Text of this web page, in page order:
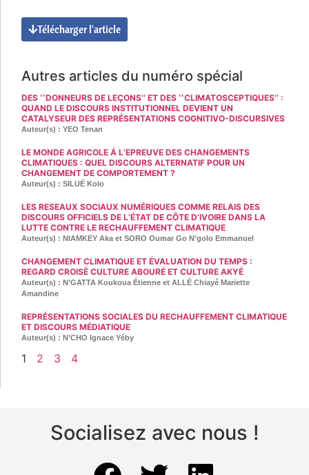
Télécharger l'article
Autres articles du numéro spécial
DES ʽʽDONNEURS DE LEÇONS’’ ET DES ʽʽCLIMATOSCEPTIQUES’’ :
QUAND LE DISCOURS INSTITUTIONNEL DEVIENT UN
CATALYSEUR DES REPRÉSENTATIONS COGNITIVO-DISCURSIVES
Auteur(s) : YEO Tenan
LE MONDE AGRICOLE Á L’EPREUVE DES CHANGEMENTS
CLIMATIQUES : QUEL DISCOURS ALTERNATIF POUR UN
CHANGEMENT DE COMPORTEMENT ?
Auteur(s) : SILUÉ Kolo
LES RESEAUX SOCIAUX NUMÉRIQUES COMME RELAIS DES
DISCOURS OFFICIELS DE L’ÉTAT DE CÔTE D’IVOIRE DANS LA
LUTTE CONTRE LE RECHAUFFEMENT CLIMATIQUE
Auteur(s) : NIAMKEY Aka et SORO Oumar Go N’golo Emmanuel
CHANGEMENT CLIMATIQUE ET ÉVALUATION DU TEMPS :
REGARD CROISÉ CULTURE ABOURÉ ET CULTURE AKYÉ
Auteur(s) : N’GATTA Koukoua Étienne et ALLÉ Chiayé Mariette
Amandine
REPRÉSENTATIONS SOCIALES DU RECHAUFFEMENT CLIMATIQUE
ET DISCOURS MÉDIATIQUE
Auteur(s) : N’CHO Ignace Yéby
1 2 3 4
Socialisez avec nous !